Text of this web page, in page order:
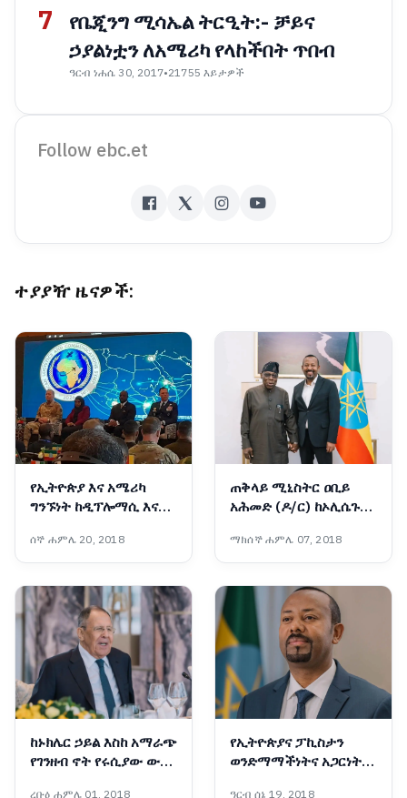
7
የቤጂንግ ሚሳኤል ትርዒት:- ቻይና
ኃያልነቷን ለአሜሪካ የላከችበት ጥበብ
ዓርብ ነሐሴ 30, 2017•21755 እይታዎች
Follow ebc.et
ተያያዥ ዜናዎች:
የኢትዮጵያ እና አሜሪካ
ግንኙነት ከዲፕሎማሲ እና
ስትራቴጂያዊ አጋርነት
እየተሸጋገረ ነው - አምባሳደር
ኤርቪን ማሲንጋ
ሰኞ ሐምሌ 20, 2018
ጠቅላይ ሚኒስትር ዐቢይ
አሕመድ (ዶ/ር) ከኦሊሴጉን
ማክሰኞ ሐምሌ 07, 2018
ከኑክሌር ኃይል እስከ አማራጭ
የገንዘብ ኖት የሩሲያው ውጭ
ረቡዕ ሐምሌ 01, 2018
የኢትዮጵያና ፓኪስታን
ወንድማማችነትና አጋርነት
ዓርብ ሰኔ 19, 2018